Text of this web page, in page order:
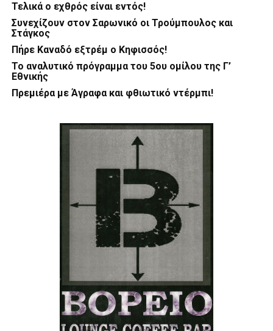
Τελικά ο εχθρός είναι εντός!
Συνεχίζουν στον Σαρωνικό οι Τρούμπουλος και
Στάγκος
Πήρε Καναδό εξτρέμ ο Κηφισσός!
Το αναλυτικό πρόγραμμα του 5ου ομίλου της Γ’
Εθνικής
Πρεμιέρα με Άγραφα και φθιωτικό ντέρμπι!